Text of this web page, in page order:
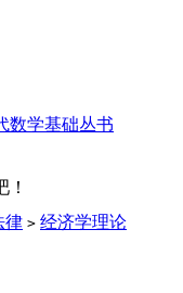
数学基础丛书
律 > 经济学理论